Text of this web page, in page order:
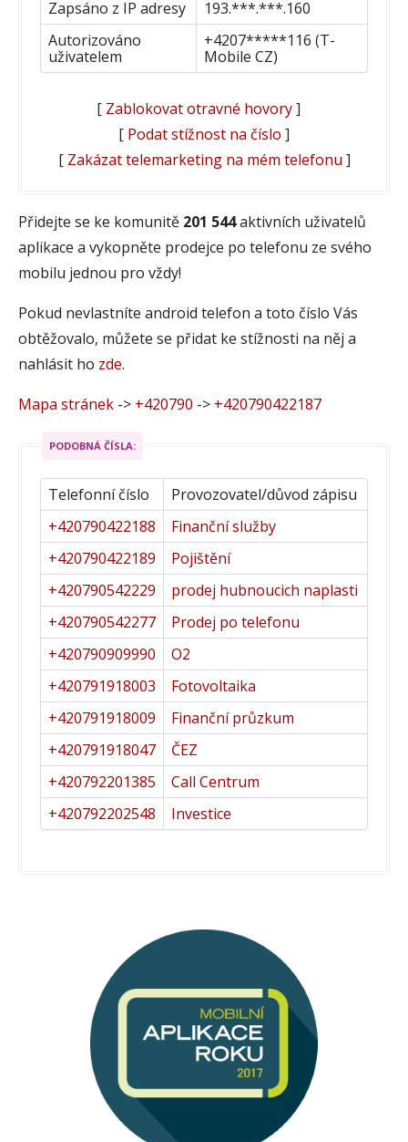
Zapsáno z IP adresy
193.***.***.160
Autorizováno
uživatelem
+4207*****116 (T-
Mobile CZ)
[ Zablokovat otravné hovory]
[ Podat stížnost na číslo ]
[ Zakázat telemarketing na mém telefonu ]
Přidejte se ke komunitě 201 544aktivních uživatelů
aplikace a vykopněte prodejce po telefonu ze svého
mobilu jednou pro vždy!
Pokud nevlastníte android telefon a toto číslo Vás
obtěžovalo, můžete se přidat ke stížnosti na něj a
nahlásit ho zde.
Mapa stránek -> +420790 -> +420790422187
PODOBNÁ ČÍSLA:
Telefonní číslo
Provozovatel/důvod zápisu
+420790422188
Finanční služby
+420790422189
Pojištění
+420790542229
prodej hubnoucich naplasti
+420790542277
Prodej po telefonu
+420790909990
O2
+420791918003
Fotovoltaika
+420791918009
Finanční průzkum
+420791918047
ČEZ
+420792201385
Call Centrum
+420792202548
Investice